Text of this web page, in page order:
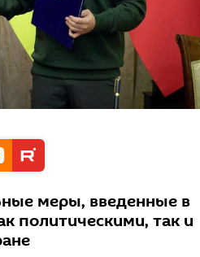
меры, введенные в
политическими, так и